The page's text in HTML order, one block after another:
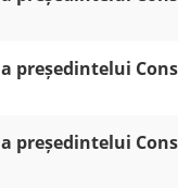
președintelui
președintelui